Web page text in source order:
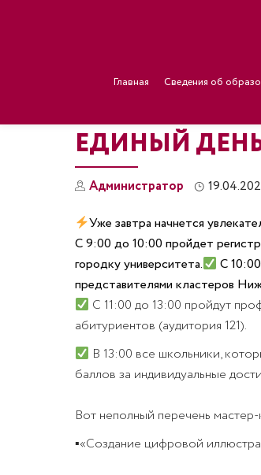
Главная Сведения об
ЕДИНЫЙ
Администратор
Уже завтра начнется
С 9:00 до 10:00 пройдет
городку университета.
С
представителями кластеров
С 11:00 до 13:00 пройдут
абитуриентов (аудитория 121).
В 13:00 все школьники,
баллов за индивидуальные
Вот неполный перечень
▪«Создание цифровой